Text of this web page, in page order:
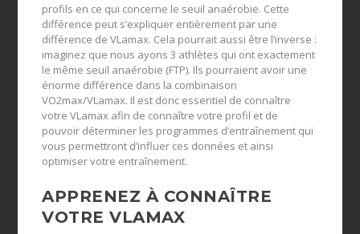
profils en ce qui concerne le seuil anaérobie. Cette
différence peut s’expliquer entièrement par une
différence de VLamax. Cela pourrait aussi être l’inverse :
imaginez que nous ayons 3 athlètes qui ont exactement
le même seuil anaérobie (FTP). Ils pourraient avoir une
énorme différence dans la combinaison
VO2max/VLamax. Il est donc essentiel de connaître
votre VLamax afin de connaître votre profil et de
pouvoir déterminer les programmes d’entraînement qui
vous permettront d’influer ces données et ainsi
optimiser votre entraînement.
APPRENEZ À CONNAÎTRE
VOTRE VLAMAX